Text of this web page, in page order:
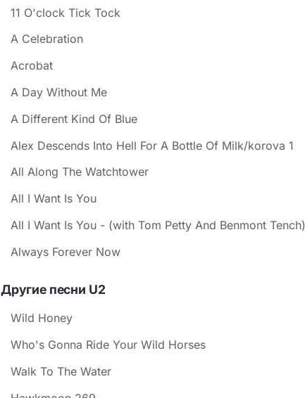
11 O'clock Tick Tock
A Celebration
Acrobat
A Day Without Me
A Different Kind Of Blue
Alex Descends Into Hell For A Bottle Of Milk/korova 1
All Along The Watchtower
All I Want Is You
All I Want Is You - (with Tom Petty And Benmont Tench)
Always Forever Now
Другие песни U2
Wild Honey
Who's Gonna Ride Your Wild Horses
Walk To The Water